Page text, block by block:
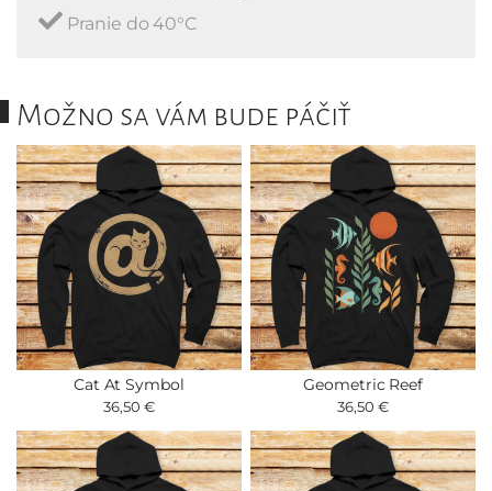
Pranie do 40°C
Možno sa vám bude páčiť
Cat At Symbol
36,50 €
Geometric Reef
36,50 €